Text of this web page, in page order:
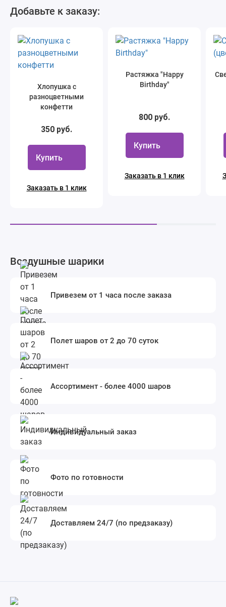
Добавьте к заказу:
Хлопушка с
разноцветными
конфетти
350 руб.
Купить
Заказать в 1 клик
Растяжка "Happy
Birthday"
800 руб.
Купить
Заказать в 1 клик
Воздушные шарики
Привезем от 1 часа после заказа
Полет шаров от 2 до 70 суток
Ассортимент - более 4000 шаров
Индивидуальный заказ
Фото по готовности
Доставляем 24/7 (по предзаказу)